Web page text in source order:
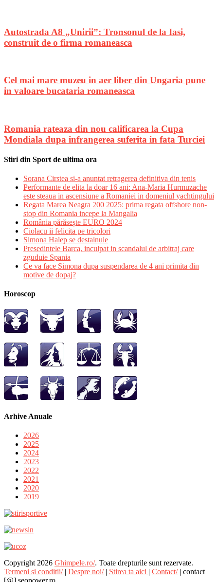
Autostrada A8 „Unirii”: Tronsonul de la Iasi,
construit de o firma romaneasca
Cel mai mare muzeu in aer liber din Ungaria pune
in valoare bucataria romaneasca
Romania rateaza din nou calificarea la Cupa
Mondiala dupa infrangerea suferita in fata Turciei
Stiri din Sport de ultima ora
Sorana Cirstea si-a anuntat retragerea definitiva din tenis
Performante de elita la doar 16 ani: Ana-Maria Hurmuzache
este steaua in ascensiune a Romaniei in domeniul yachtingului
Regata Marea Neagra 200 2025: prima regata offshore non-
stop din Romania incepe la Mangalia
România părăsește EURO 2024
Ciolacu ii felicita pe tricolori
Simona Halep se destainuie
Presedintele Barca, inculpat in scandalul de arbitraj care
zguduie Spania
Ce va face Simona dupa suspendarea de 4 ani primita din
motive de dopaj?
Horoscop
Arhive Anuale
2026
2025
2024
2023
2022
2021
2020
2019
Copyright 2026 Ghimpele.ro/. Toate drepturile sunt rezervate.
Termeni si conditii/| Despre noi/| Stirea ta aici | Contact/| contact